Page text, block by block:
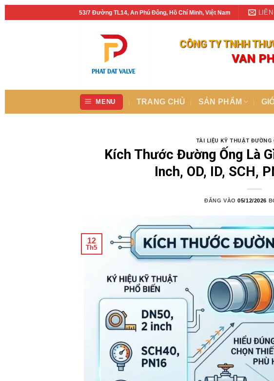
Bỏ
qua
53/7 Đường TL14, An Phú Đông, Hồ Chí Minh, Việt Nam
CÔNG TY TNHH
VAN
MENU TRANG CHỦ SẢN PHẨM
TÀI LIỆU KỸ THUẬT ĐƯỜNG
Kích Thước Đường Ống Là
Inch, OD, ID, SCH,
ĐĂNG VÀO05/12/2026
12
Th5